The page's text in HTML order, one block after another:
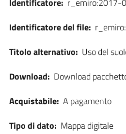
Identificatore: r_emiro:2017-
Identificatore del file:
Titolo alternativo: Uso del
Download: Download
Acquistabile: A pagamento
Tipo di dato: Mappa digitale